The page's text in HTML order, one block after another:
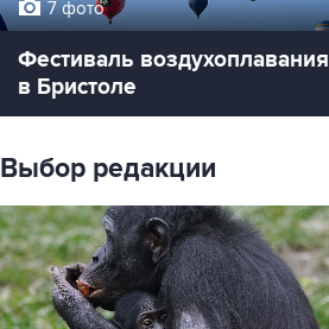
7 фото
Фестиваль воздухоплавания
в Бристоле
Выбор редакции